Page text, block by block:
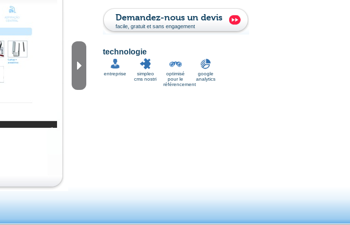
Demandez-nous un devis
facile, gratuit et sans engagement
technologie
entreprise
simpleo
cms nostri
optimisé
pour le
référencement
google
analytics